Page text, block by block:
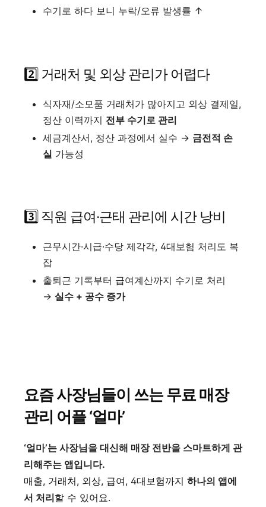
수기로 하다 보니 누락/오류 발생률 ↑
2️⃣ 거래처 및 외상 관리가 어렵다
식자재/소모품 거래처가 많아지고 외상 결제일,
정산 이력까지 전부 수기로 관리
세금계산서, 정산 과정에서 실수 → 금전적 손
실 가능성
3️⃣ 직원 급여·근태 관리에 시간 낭비
근무시간·시급·수당 제각각, 4대보험 처리도 복
잡
출퇴근 기록부터 급여계산까지 수기로 처리
→ 실수 + 공수 증가
요즘 사장님들이 쓰는 무료 매장
관리 어플 ‘얼마’
‘얼마’는 사장님을 대신해 매장 전반을 스마트하게 관
리해주는 앱입니다.
매출, 거래처, 외상, 급여, 4대보험까지 하나의 앱에
서 처리할 수 있어요.